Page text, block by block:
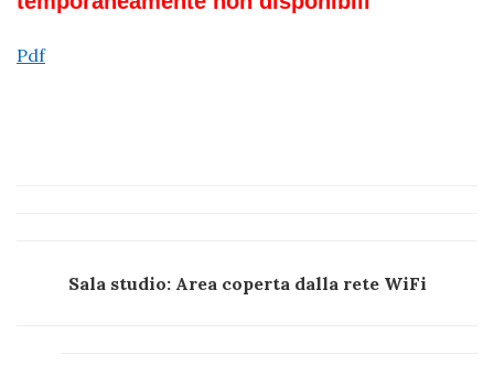
Pdf
Sala studio: Area coperta dalla rete WiFi